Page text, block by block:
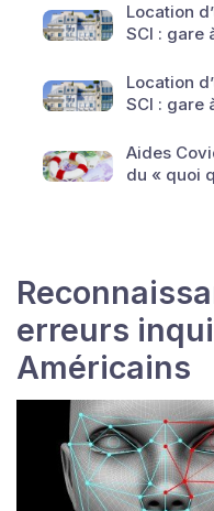
Location
SCI : gare
Location
SCI : gare
Aides
du « quoi
erreurs
Américains